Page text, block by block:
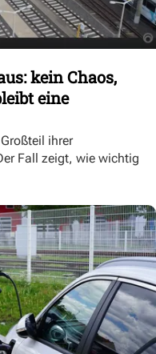
kein Chaos,
eine
ihrer
Fall zeigt, wie wichtig